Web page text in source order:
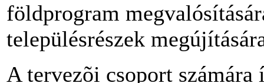
földprogram
településrészek
A tervezõi csoport